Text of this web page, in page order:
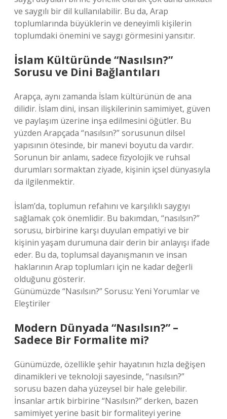
ve saygılı bir dil kullanılabilir. Bu da, Arap
toplumlarında büyüklerin ve deneyimli kişilerin
toplumdaki önemini ve saygı görmesini yansıtır.
İslam Kültüründe “Nasılsın?”
Sorusu ve Dini Bağlantıları
Arapça, aynı zamanda İslam kültürünün de ana
dilidir. İslam dini, insan ilişkilerinin samimiyet, güven
ve paylaşım üzerine inşa edilmesini öğütler. Bu
yüzden Arapçada “nasılsın?” sorusunun dilsel
yapısının ötesinde, bir manevi boyutu da vardır.
Sorunun bir anlamı, sadece fizyolojik ve ruhsal
durumları sormaktan ziyade, kişinin içsel dünyasıyla
da ilgilenmektir.
İslam’da, toplumun refahını ve karşılıklı saygıyı
sağlamak çok önemlidir. Bu bakımdan, “nasılsın?”
sorusu, birbirine karşı duyulan empatiyi ve bir
kişinin yaşam durumuna dair derin bir anlayışı ifade
eder. Bu da, toplumsal dayanışmanın ve insan
haklarının Arap toplumları için ne kadar değerli
olduğunu gösterir.
Günümüzde “Nasılsın?” Sorusu: Yeni Yorumlar ve
Eleştiriler
Modern Dünyada “Nasılsın?” –
Sadece Bir Formalite mi?
Günümüzde, özellikle şehir hayatının hızla değişen
dinamikleri ve teknoloji sayesinde, “nasılsın?”
sorusu bazen daha yüzeysel bir hale gelebilir.
İnsanlar artık birbirine “Nasılsın?” derken, bazen
samimiyet yerine basit bir formaliteyi yerine